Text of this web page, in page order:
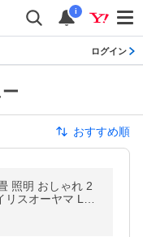
i
ログイン
おすすめ順
照明 おしゃれ 2
オーヤマ LED
CEA-2308DL